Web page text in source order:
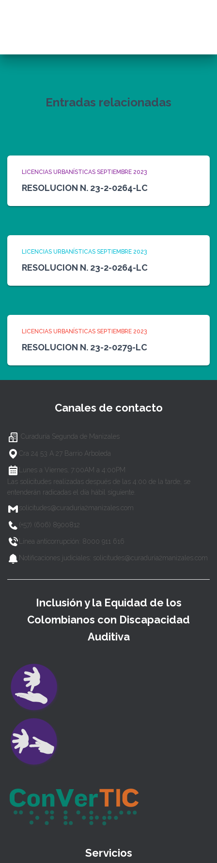
Entradas relacionadas
LICENCIAS URBANÍSTICAS SEPTIEMBRE 2023
RESOLUCION N. 23-2-0264-LC
LICENCIAS URBANÍSTICAS SEPTIEMBRE 2023
RESOLUCION N. 23-2-0264-LC
LICENCIAS URBANÍSTICAS SEPTIEMBRE 2023
RESOLUCION N. 23-2-0279-LC
Canales de contacto
Curaduría Segunda de Manizales
Cra 24 53 A 27 Barrio Arboleda
Lunes a Viernes, 7:00AM a 4:00PM
Las solicitudes realizadas después de las 4:00 de la tarde, se
entenderán radicadas el día hábil siguiente.
solicitudes@curaduria2manizales.com
(+57) (606) 8900812
Línea anticorrupción: 8000 911 616
Notificaciones judiciales: solicitudes@curaduria2manizales.com
Inclusión y la Equidad de los
Colombianos con Discapacidad
Auditiva
Servicios